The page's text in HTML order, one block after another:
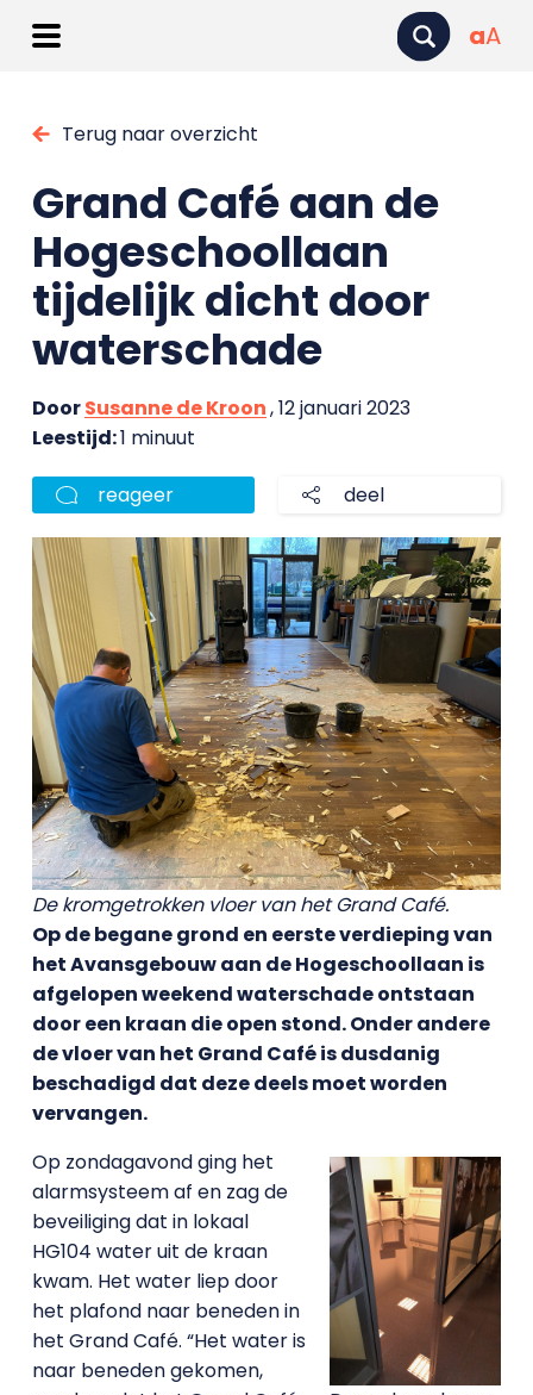
aA
Terug naar overzicht
Grand Café aan de
Hogeschoollaan
tijdelijk dicht door
waterschade
DoorSusanne de Kroon, 12 januari 2023
Leestijd:1 minuut
reageer deel
De kromgetrokken vloer van het Grand Café.
Op de begane grond en eerste verdieping van
het Avansgebouw aan de Hogeschoollaan is
afgelopen weekend waterschade ontstaan
door een kraan die open stond. Onder andere
de vloer van het Grand Café is dusdanig
beschadigd dat deze deels moet worden
vervangen.
Op zondagavond ging het
alarmsysteem af en zag de
beveiliging dat in lokaal
HG104 water uit de kraan
kwam. Het water liep door
het plafond naar beneden in
het Grand Café. “Het water is
naar beneden gekomen,